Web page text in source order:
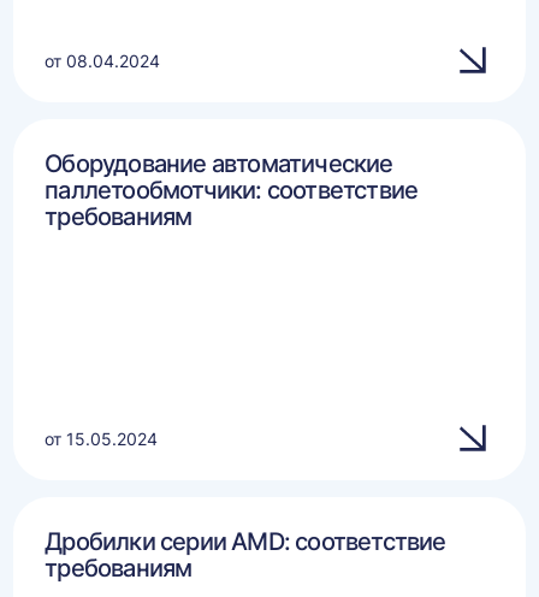
от 08.04.2024
Оборудование автоматические
паллетообмотчики: соответствие
требованиям
от 15.05.2024
Дробилки серии AMD: соответствие
требованиям